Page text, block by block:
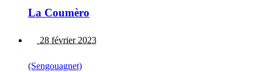
La Coumèro
28 février 2023
(Sengouagnet)